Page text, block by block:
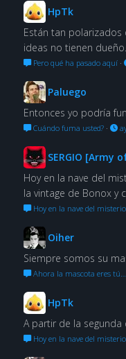
HpTk
Están tan polarizados
ideas no tienen dueño.
Pero qué ha pasado aquí·
Paluego
Entonces yo podría
Cuándo fuma usted?·
SERGIO [Army
Hoy en la nave del
la vintage de Bonox y
Hoy en la nave del
Oiher
Siempre somos su
Ahora la mascota eres tú…
HpTk
A partir de la segunda
Hoy en la nave del